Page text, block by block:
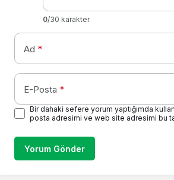
0/30 karakter
Ad *
E-Posta *
Bir dahaki sefere yorum yaptığımda
posta adresimi ve web site adresimi bu
Yorum Gönder